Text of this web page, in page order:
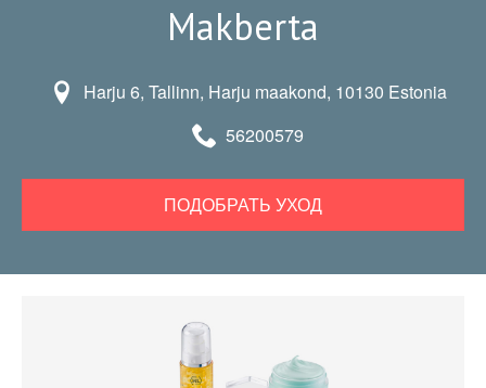
Makberta
Harju 6, Tallinn, Harju maakond, 10130 Estonia
56200579
ПОДОБРАТЬ УХОД